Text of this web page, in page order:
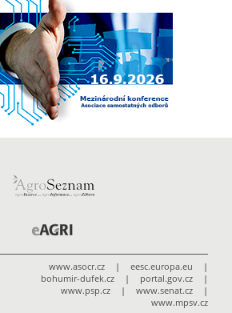
www.asocr.cz | eesc.europa.eu
|
bohumir-dufek.cz
| portal.gov.cz
|
www.psp.cz
| www.senat.cz
|
www.mpsv.cz